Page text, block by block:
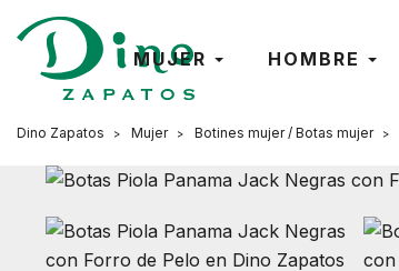
MUJER HOMBRE
Dino Zapatos Mujer Botines mujer / Botas mujer